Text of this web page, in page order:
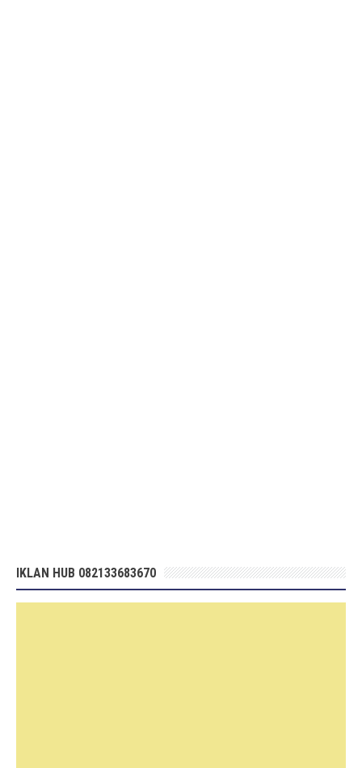
IKLAN HUB 082133683670